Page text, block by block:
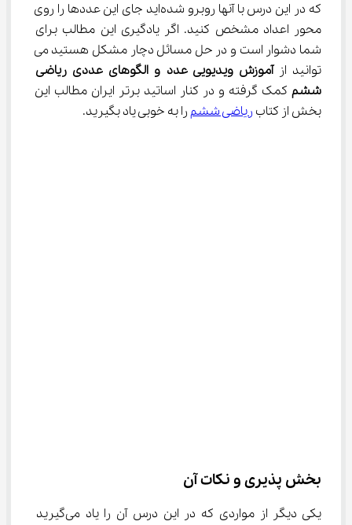
که در این درس با آنها روبرو شده‌اید جای این عددها را روی
محور اعداد مشخص کنید. اگر یادگیری این مطالب برای
شما دشوار است و در حل مسائل دچار مشکل هستید می
توانید از آموزش ویدیویی عدد و الگوهای عددی ریاضی
ششم کمک گرفته و در کنار اساتید برتر ایران مطالب این
بخش از کتاب ریاضی ششم را به خوبی یاد بگیرید.
بخش پذیری و نکات آن
یکی دیگر از مواردی که در این درس آن را یاد می‌گیرید